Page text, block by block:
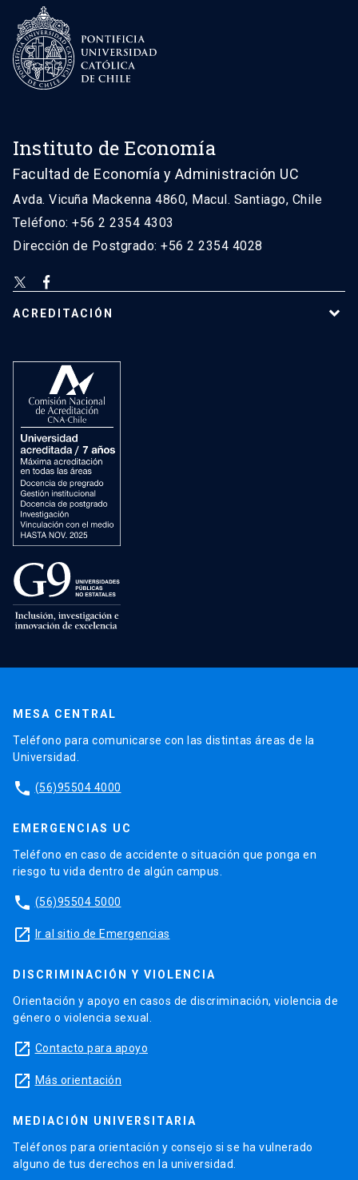
Instituto de Economía
Facultad de Economía y Administración UC
Avda. Vicuña Mackenna 4860, Macul. Santiago, Chile
Teléfono: +56 2 2354 4303
Dirección de Postgrado: +56 2 2354 4028
ACREDITACIÓN
MESA CENTRAL
Teléfono para comunicarse con las distintas áreas de la
Universidad.
phone (56)95504 4000
EMERGENCIAS UC
Teléfono en caso de accidente o situación que ponga en
riesgo tu vida dentro de algún campus.
phone (56)95504 5000
launch Ir al sitio de Emergencias
DISCRIMINACIÓN Y VIOLENCIA
Orientación y apoyo en casos de discriminación, violencia de
género o violencia sexual.
launch Contacto para apoyo
launch Más orientación
MEDIACIÓN UNIVERSITARIA
Teléfonos para orientación y consejo si se ha vulnerado
alguno de tus derechos en la universidad.